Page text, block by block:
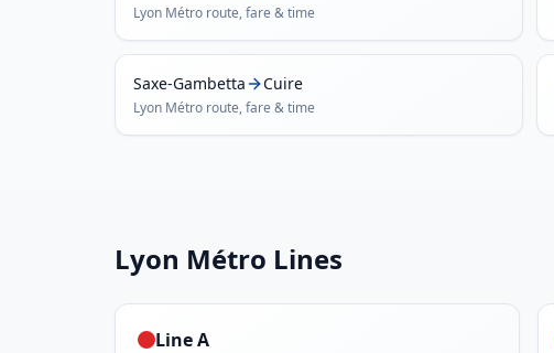
Lyon Métro route, fare & time
Saxe-Gambetta Cuire
Lyon Métro route, fare & time
Lyon Métro Lines
Line A